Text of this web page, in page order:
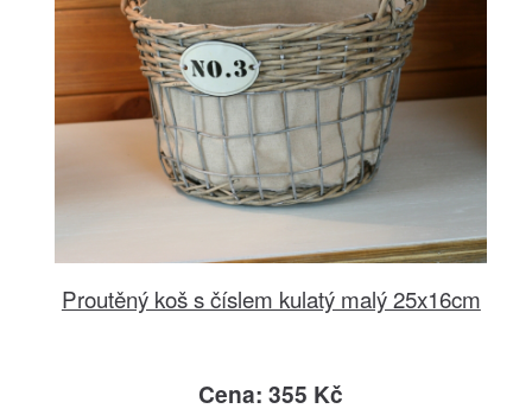
Proutěný koš s číslem kulatý malý 25x16cm
Cena: 355 Kč